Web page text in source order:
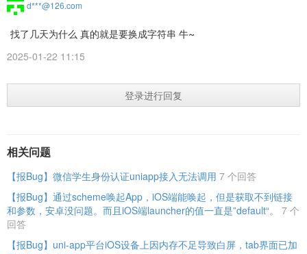
d***@126.com
找了几天为什么 真的就是要换成字符串 牛~
2025-01-22 11:15
登录进行回复
相关问题
【报Bug】微信学生身份认证uniapp接入无法调用 7 个回答
【报Bug】通过scheme唤起App，iOS端能唤起，但是获取不到链接
和参数，安卓没问题。而且iOS端launcher的值一直是”default“。
7 个
回答
【报Bug】uni-app平台iOS设备上因内存不足导致白屏，tab界面已加